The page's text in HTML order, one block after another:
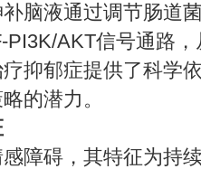
脑液通过调节肠道
PI3K/AKT信号通路
抑郁症提供了科学
的潜力。
障碍，其特征为持